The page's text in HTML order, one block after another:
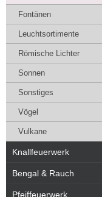
Fontänen
Leuchtsortimente
Römische Lichter
Sonnen
Sonstiges
Vögel
Vulkane
Knallfeuerwerk
Bengal & Rauch
Pfeiffeuerwerk